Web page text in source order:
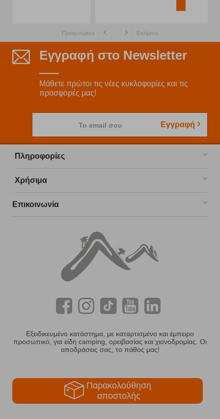
Προηγούμενο Επόμενο
Εγγραφή στο Newsletter
Μάθετε πρώτοι τις νέες κυκλοφορίες και τις
προσφορές μας!
Το email σου Εγγραφή
Πληροφορίες
Χρήσιμα
Επικοινωνία
Εξειδικευμένο κατάστημα, με καταρτισμένο και έμπειρο
προσωπικό, για είδη camping, ορειβασίας και χιονοδρομίας. Οι
αποδράσεις σας, το πάθος μας!
Παρακολούθηση
αποστολής